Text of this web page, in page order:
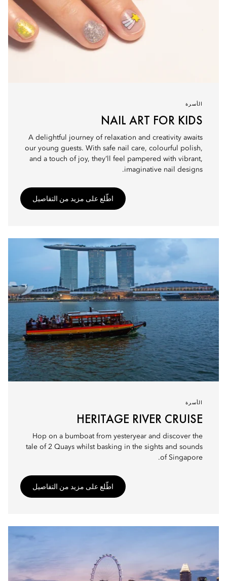
الأسرة
NAIL ART FOR KIDS
A delightful journey of relaxation and creativity awaits
our young guests. With safe nail care, colourful polish,
and a touch of joy, they’ll feel pampered with vibrant,
imaginative nail designs.
اطّلع على مزيد من التفاصيل
الأسرة
HERITAGE RIVER CRUISE
Hop on a bumboat from yesteryear and discover the
tale of 2 Quays whilst basking in the sights and sounds
of Singapore.
اطّلع على مزيد من التفاصيل